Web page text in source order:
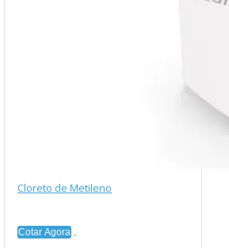
Cloreto de Metileno
Cotar Agora